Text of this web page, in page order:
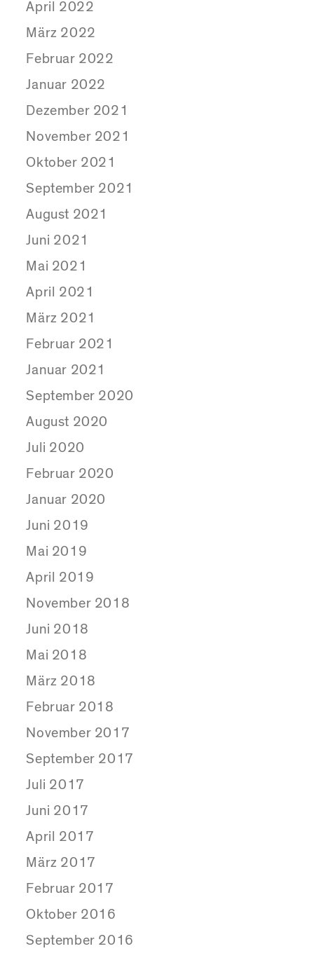
April 2022
März 2022
Februar 2022
Januar 2022
Dezember 2021
November 2021
Oktober 2021
September 2021
August 2021
Juni 2021
Mai 2021
April 2021
März 2021
Februar 2021
Januar 2021
September 2020
August 2020
Juli 2020
Februar 2020
Januar 2020
Juni 2019
Mai 2019
April 2019
November 2018
Juni 2018
Mai 2018
März 2018
Februar 2018
November 2017
September 2017
Juli 2017
Juni 2017
April 2017
März 2017
Februar 2017
Oktober 2016
September 2016